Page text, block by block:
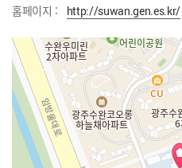
홈페이지 :
http://suwan.gen.es.kr/